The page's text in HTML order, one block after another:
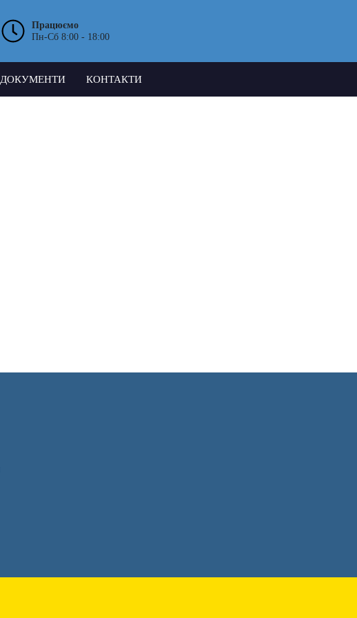
Працюємо
Пн-Сб 8:00 - 18:00
ДОКУМЕНТИ КОНТАКТИ